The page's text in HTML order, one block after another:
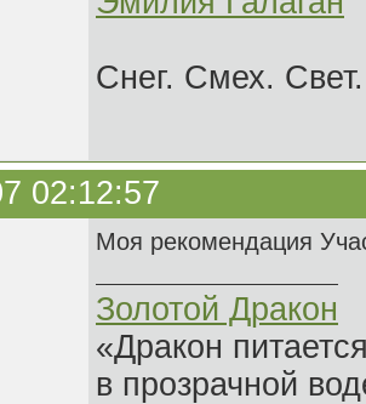
Снег. Смех. Свет.
02:12:57
Моя рекомендация
Золотой Дракон
«Дракон
в прозрачной